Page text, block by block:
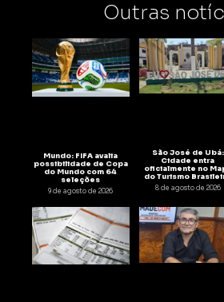
Outras
Mundo: FIFA avalia
possibilidade de Copa
do Mundo com 64
seleções
9 de agosto de 2026
São José de Ubá:
Cidade entra
oficialmente no
do Turismo
8 de agosto de 2026